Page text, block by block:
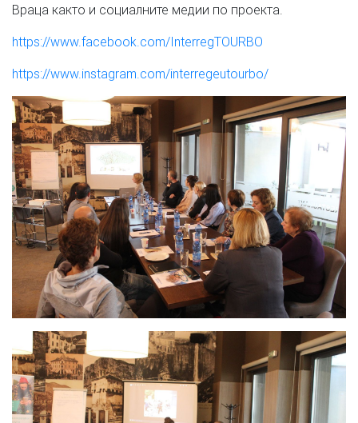
Враца както и социалните медии по проекта.
https://www.facebook.com/InterregTOURBO
https://www.instagram.com/interregeutourbo/